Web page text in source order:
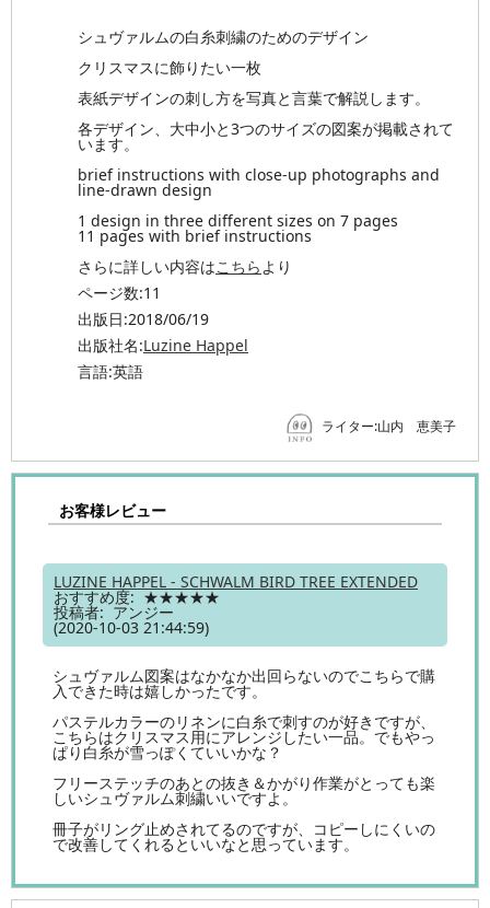
シュヴァルムの白糸刺繍のためのデザイン
クリスマスに飾りたい一枚
表紙デザインの刺し方を写真と言葉で解説します。
各デザイン、大中小と3つのサイズの図案が掲載されて
います。
brief instructions with close-up photographs and
line-drawn design
1 design in three different sizes on 7 pages
11 pages with brief instructions
さらに詳しい内容はこちらより
ページ数:11
出版日:2018/06/19
出版社名:Luzine Happel
言語:英語
ライター:山内 恵美子
お客様レビュー
LUZINE HAPPEL - SCHWALM BIRD TREE EXTENDED
おすすめ度: ★★★★★
投稿者: アンジー
(2020-10-03 21:44:59)
シュヴァルム図案はなかなか出回らないのでこちらで購
入できた時は嬉しかったです。
パステルカラーのリネンに白糸で刺すのが好きですが、
こちらはクリスマス用にアレンジしたい一品。でもやっ
ぱり白糸が雪っぽくていいかな？
フリーステッチのあとの抜き＆かがり作業がとっても楽
しいシュヴァルム刺繍いいですよ。
冊子がリング止めされてるのですが、コピーしにくいの
で改善してくれるといいなと思っています。